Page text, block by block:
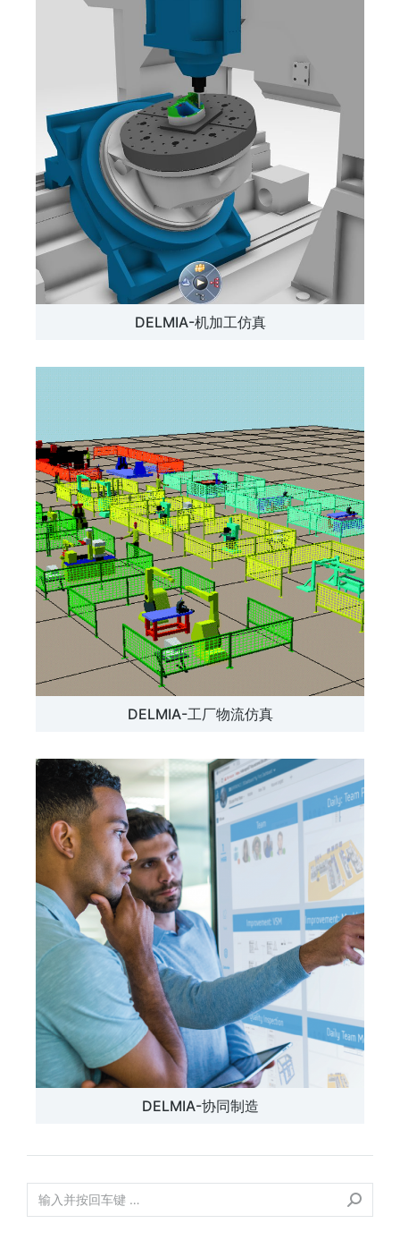
DELMIA-机加工仿真
DELMIA-工厂物流仿真
DELMIA-协同制造